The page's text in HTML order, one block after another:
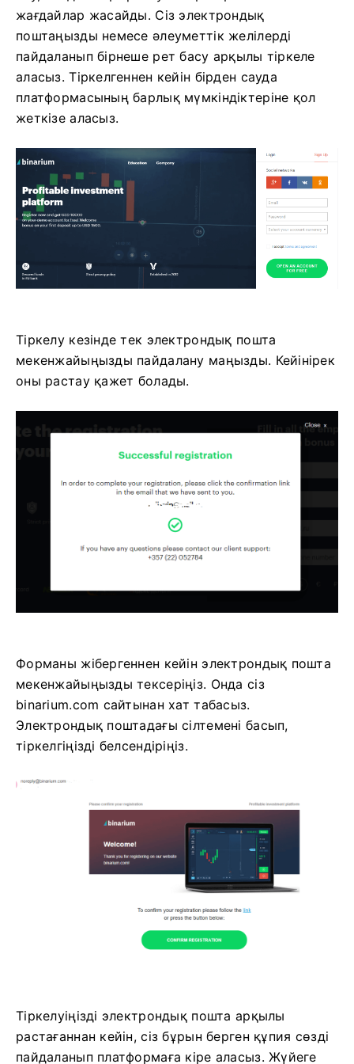
жағдайлар жасайды. Сіз электрондық
поштаңызды немесе әлеуметтік желілерді
пайдаланып бірнеше рет басу арқылы тіркеле
аласыз. Тіркелгеннен кейін бірден сауда
платформасының барлық мүмкіндіктеріне қол
жеткізе аласыз.
Тіркелу кезінде тек электрондық пошта
мекенжайыңызды пайдалану маңызды. Кейінірек
оны растау қажет болады.
Форманы жібергеннен кейін электрондық пошта
мекенжайыңызды тексеріңіз. Онда сіз
binarium.com сайтынан хат табасыз.
Электрондық поштадағы сілтемені басып,
тіркелгіңізді белсендіріңіз.
Тіркелуіңізді электрондық пошта арқылы
растағаннан кейін, сіз бұрын берген құпия сөзді
пайдаланып платформаға кіре аласыз. Жүйеге